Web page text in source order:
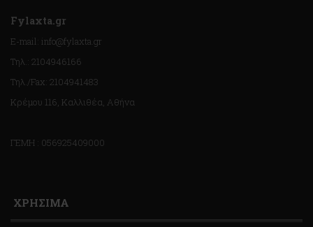
Fylaxta.gr
E-mail: info@fylaxta.gr
Τηλ.: 2104946166
Τηλ./Fax: 2104941483
Κρέμου 116, Καλλιθέα, Αθήνα
ΓΕΜΗ : 056925409000
ΧΡΗΣΙΜΑ